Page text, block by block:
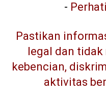
-
Pastikan
legal dan tidak
kebencian,
aktivitas